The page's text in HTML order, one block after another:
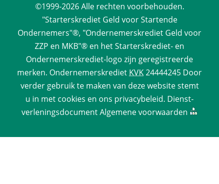
©1999-2026 Alle rechten voorbehouden.
"Starterskrediet Geld voor Startende
Ondernemers"®, "Ondernemerskrediet Geld voor
ZZP en MKB"® en het Starterskrediet- en
Ondernemerskrediet-logo zijn geregistreerde
merken. Ondernemerskrediet KVK 24444245 Door
verder gebruik te maken van deze website stemt
u in met cookies en ons privacy­beleid. Dienst­
verlenings­documentAlgemene voorwaarden